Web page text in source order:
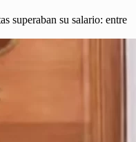
superaban su salario: entre